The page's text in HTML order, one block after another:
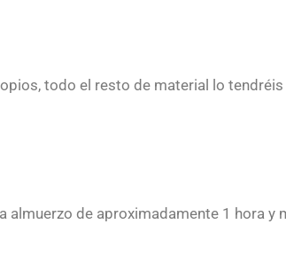
todo el resto de material lo
de aproximadamente 1 hora y